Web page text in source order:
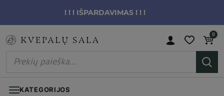
! ! ! IŠPARDAVIMAS ! ! !
0
KATEGORIJOS